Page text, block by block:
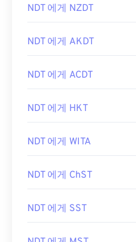
NDT 에게 NZDT
NDT 에게 AKDT
NDT 에게 ACDT
NDT 에게 HKT
NDT 에게 WITA
NDT 에게 ChST
NDT 에게 SST